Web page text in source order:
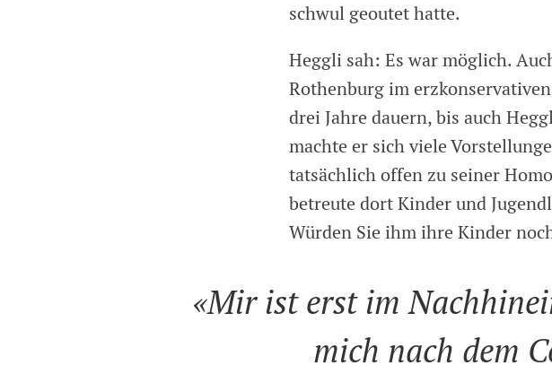
schwul geoutet hatte.
Heggli sah: Es war möglich.
Rothenburg im
drei Jahre dauern, bis auch
machte er sich viele
tatsächlich offen zu seiner
betreute dort Kinder und
Würden Sie ihm ihre Kinder
«Mir ist erst im
mich nach dem